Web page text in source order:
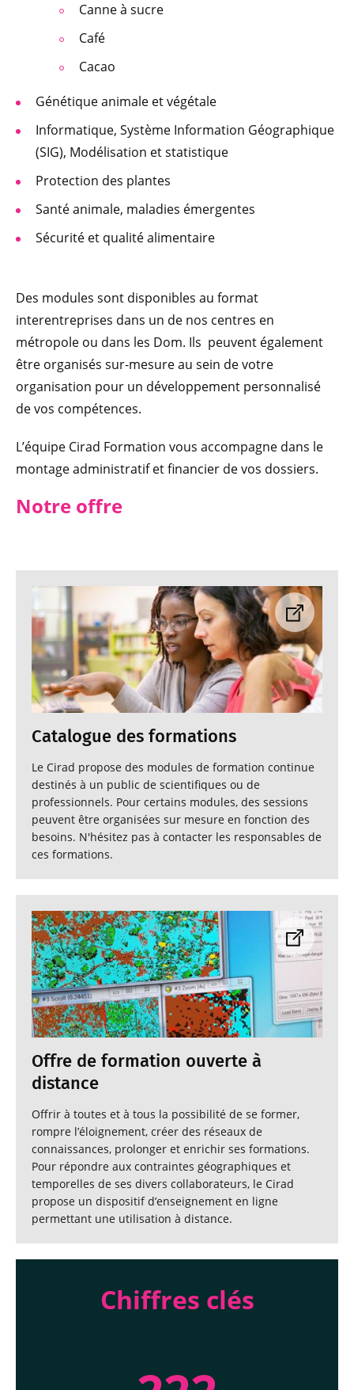
Canne à sucre
Café
Cacao
Génétique animale et végétale
Informatique, Système Information Géographique
(SIG), Modélisation et statistique
Protection des plantes
Santé animale, maladies émergentes
Sécurité et qualité alimentaire
Des modules sont disponibles au format
interentreprises dans un de nos centres en
métropole ou dans les Dom. Ils peuvent également
être organisés sur-mesure au sein de votre
organisation pour un développement personnalisé
de vos compétences.
L’équipe Cirad Formation vous accompagne dans le
montage administratif et financier de vos dossiers.
Notre offre
Catalogue des formations
Le Cirad propose des modules de formation continue
destinés à un public de scientifiques ou de
professionnels. Pour certains modules, des sessions
peuvent être organisées sur mesure en fonction des
besoins. N'hésitez pas à contacter les responsables de
ces formations.
Offre de formation ouverte à
distance
Offrir à toutes et à tous la possibilité de se former,
rompre l’éloignement, créer des réseaux de
connaissances, prolonger et enrichir ses formations.
Pour répondre aux contraintes géographiques et
temporelles de ses divers collaborateurs, le Cirad
propose un dispositif d’enseignement en ligne
permettant une utilisation à distance.
Chiffres clés